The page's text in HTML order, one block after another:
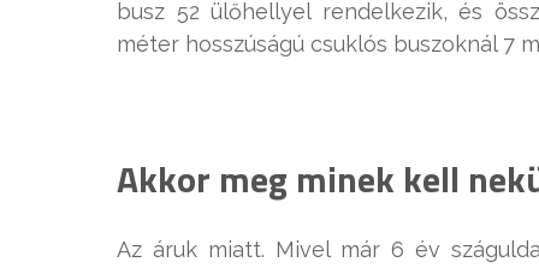
busz 52 ülőhellyel rendelkezik, és
méter hosszúságú csuklós buszoknál 7
Akkor meg minek kell
Az áruk miatt. Mivel már 6 év